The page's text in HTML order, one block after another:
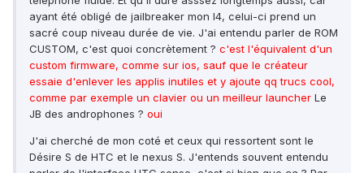
ayant été obligé de jailbreaker mon I4, celui-ci prend un
sacré coup niveau durée de vie. J'ai entendu parler de ROM
CUSTOM, c'est quoi concrètement ? c'est l'équivalent d'un
custom firmware, comme sur ios, sauf que le créateur
essaie d'enlever les applis inutiles et y ajoute qq trucs cool,
comme par exemple un clavier ou un meilleur launcher Le
JB des androphones ? oui
J'ai cherché de mon coté et ceux qui ressortent sont le
Désire S de HTC et le nexus S. J'entends souvent entendu